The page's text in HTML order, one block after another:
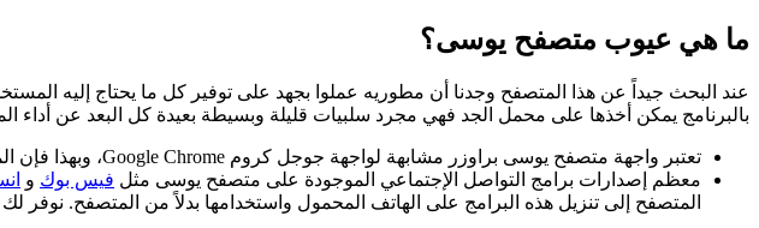
ما هي عيوب متصفح يوسى؟
عند البحث جيداً عن هذا المتصفح وجدنا أن مطوريه عملوا بجهد على توفير كل ما يحتاج إليه
بالبرنامج يمكن أخذها على محمل الجد فهي مجرد سلبيات قليلة وبسيطة بعيدة كل البعد عن أداء
تعتبر واجهة متصفح يوسى براوزر مشابهة لواجهة جوجل كروم Google Chrome، وبهذا فإن المتصفح لا يقدم الاختلافات الكبيرة عن باقى المتصفحات.
معظم إصدارات برامج التواصل الإجتماعي الموجودة على متصفح يوسى مثل فيس بوك و
المتصفح إلى تنزيل هذه البرامج على الهاتف المحمول واستخدامها بدلاً من المتصفح. نوفر